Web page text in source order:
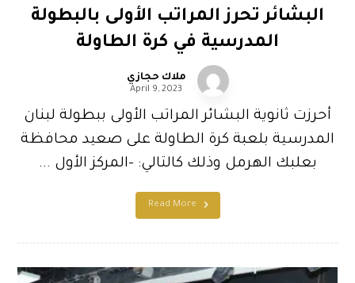
البشائر تحرز المراتب الأولى بالبطولة
المدرسية في كرة الطاولة
ملاك حجازي
April 9, 2023
أحرزت ثانوية البشائر المراتب الأولى ببطولة لبنان
المدرسية بلعبة كرة الطاولة على صعيد محافظة
بعلبك الهرمل وذلك كالتالي: -المركز الأول ...
Read More